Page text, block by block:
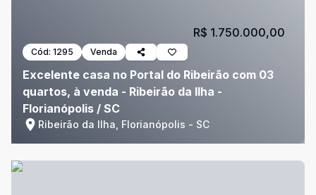
Cód: 1295 Venda
Excelente casa no Portal do Ribeirão com 03
quartos, à venda - Ribeirão da Ilha -
Florianópolis / SC
Ribeirão da Ilha, Florianópolis - SC
R$ 1.750.000,00